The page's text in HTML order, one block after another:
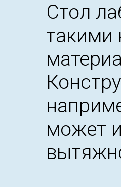
Стол
такими
может